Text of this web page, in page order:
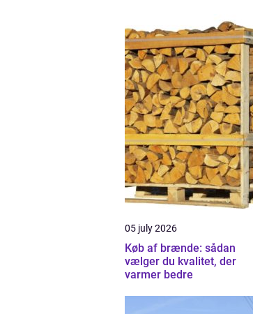
05 july 2026
Køb af brænde: sådan
vælger du kvalitet, der
varmer bedre